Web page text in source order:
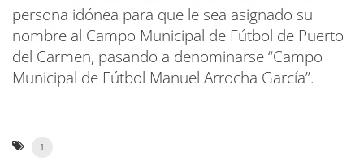
persona idónea para que le sea asignado su
nombre al Campo Municipal de Fútbol de Puerto
del Carmen, pasando a denominarse “Campo
Municipal de Fútbol Manuel Arrocha García”.
1